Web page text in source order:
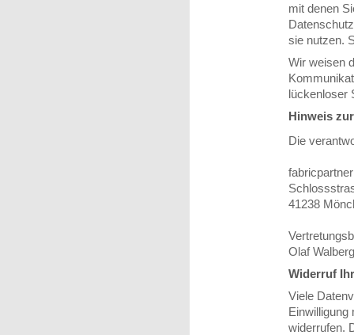
mit denen
sie nutzen.
Wir weisen
lückenloser
Hinweis
Die
41238
Olaf
Widerruf
Viele
Einwilligung
widerrufen.